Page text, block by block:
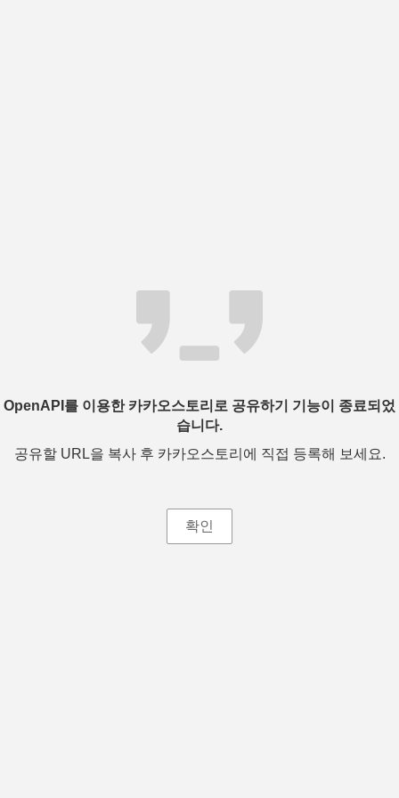
OpenAPI를 이용한 카카오스토리로 공유하기 기능이 종료되었
습니다.
공유할 URL을 복사 후 카카오스토리에 직접 등록해 보세요.
확인